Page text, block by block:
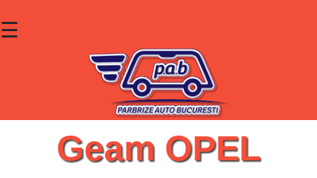
☰
Lunete
Geamuri
Contact
Geam OPEL